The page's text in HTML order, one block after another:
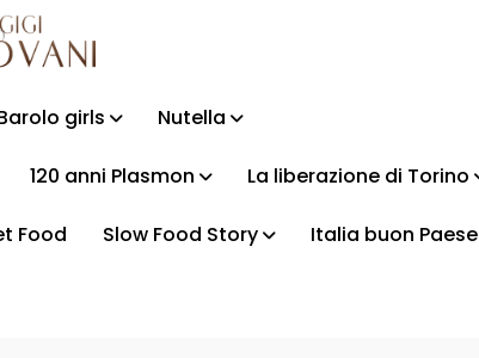
girls Nutella
120 anni Plasmon La liberazione di Torino
Food Slow Food Story Italia buon Paese